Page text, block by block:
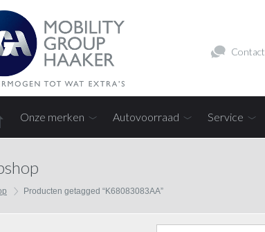
Contact
Onze merken Autovoorraad Service
Producten getagged “K68083083AA”